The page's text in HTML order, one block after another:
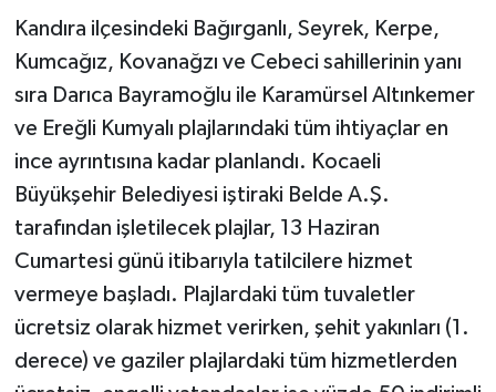
Kandıra ilçesindeki Bağırganlı, Seyrek, Kerpe,
Kumcağız, Kovanağzı ve Cebeci sahillerinin yanı
sıra Darıca Bayramoğlu ile Karamürsel Altınkemer
ve Ereğli Kumyalı plajlarındaki tüm ihtiyaçlar en
ince ayrıntısına kadar planlandı. Kocaeli
Büyükşehir Belediyesi iştiraki Belde A.Ş.
tarafından işletilecek plajlar, 13 Haziran
Cumartesi günü itibarıyla tatilcilere hizmet
vermeye başladı. Plajlardaki tüm tuvaletler
ücretsiz olarak hizmet verirken, şehit yakınları (1.
derece) ve gaziler plajlardaki tüm hizmetlerden